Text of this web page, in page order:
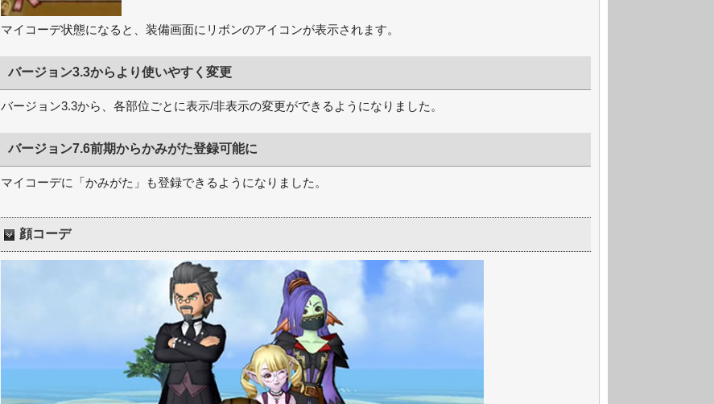
マイコーデ状態になると、装備画面にリボンのアイコンが表示されます。
バージョン3.3からより使いやすく変更
バージョン3.3から、各部位ごとに表示/非表示の変更ができるようになりました。
バージョン7.6前期からかみがた登録可能に
マイコーデに「かみがた」も登録できるようになりました。
顔コーデ